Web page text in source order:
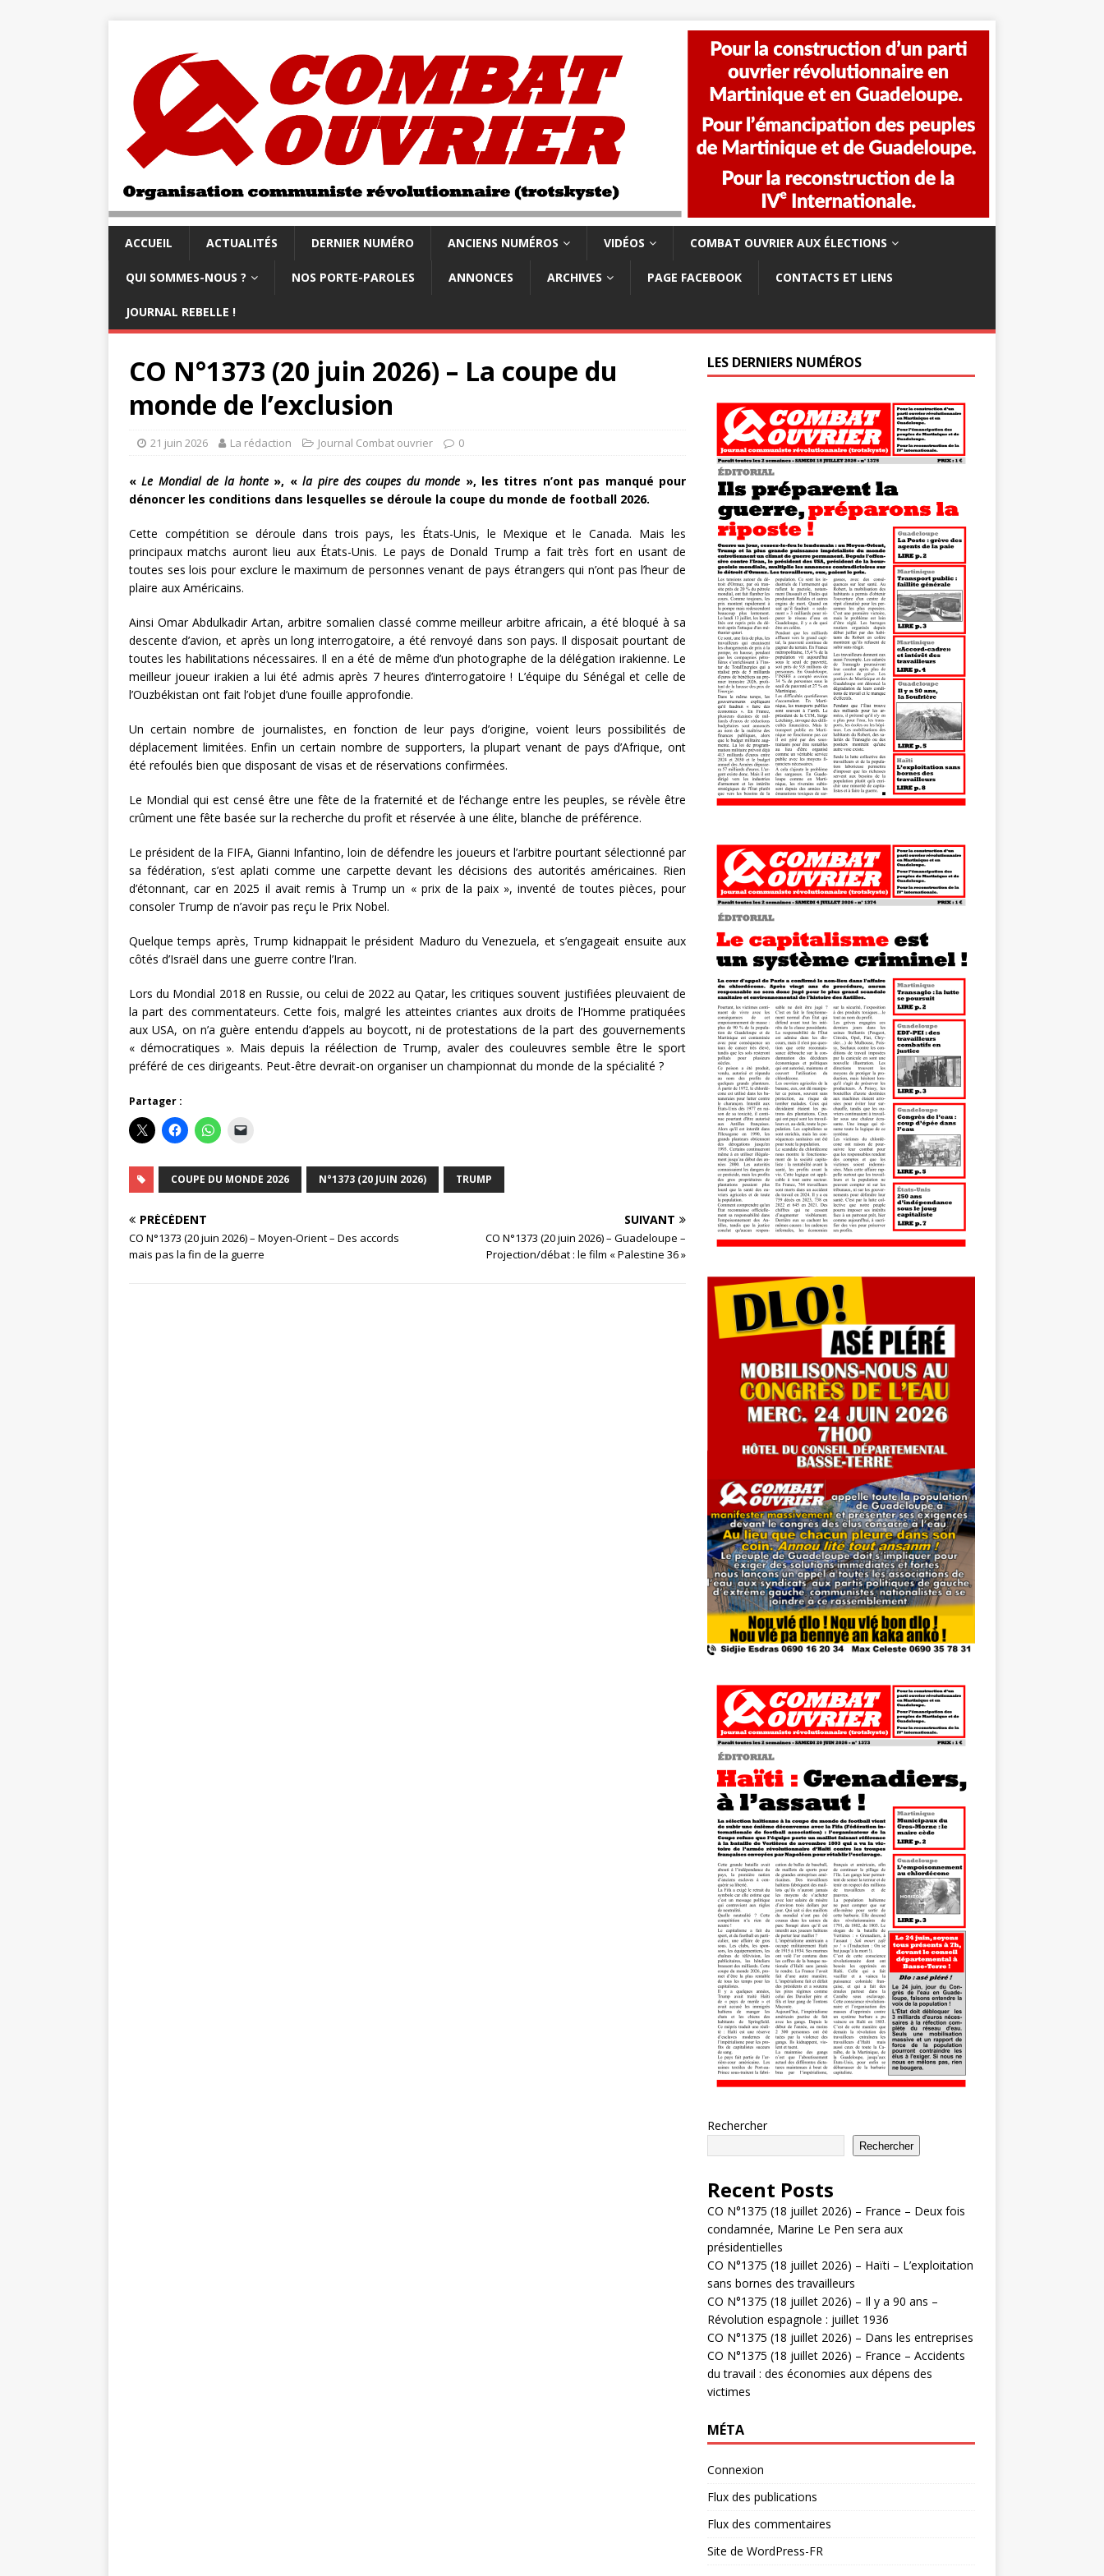
ACCUEIL ACTUALITÉS DERNIER NUMÉRO ANCIENS NUMÉROS VIDÉOS COMBAT OUVRIER AUX ÉLECTIONS
QUI SOMMES-NOUS ? NOS PORTE-PAROLES ANNONCES ARCHIVES PAGE FACEBOOK CONTACTS ET LIENS
JOURNAL REBELLE !
CO N°1373 (20 juin 2026) – La coupe du
monde de l’exclusion
21 juin 2026 La rédaction Journal Combat ouvrier 0
«Le Mondial de la honte », «la pire des coupes du monde », les titres n’ont pas manqué pour
dénoncer les conditions dans lesquelles se déroule la coupe du monde de football 2026.
Cette compétition se déroule dans trois pays, les États-Unis, le Mexique et le Canada. Mais les
principaux matchs auront lieu aux États-Unis. Le pays de Donald Trump a fait très fort en usant de
toutes ses lois pour exclure le maximum de personnes venant de pays étrangers qui n’ont pas l’heur de
plaire aux Américains.
Ainsi Omar Abdulkadir Artan, arbitre somalien classé comme meilleur arbitre africain, a été bloqué à sa
descente d’avion, et après un long interrogatoire, a été renvoyé dans son pays. Il disposait pourtant de
toutes les habilitations nécessaires. Il en a été de même d’un photographe de la délégation irakienne. Le
meilleur joueur irakien a lui été admis après 7 heures d’interrogatoire ! L’équipe du Sénégal et celle de
l’Ouzbékistan ont fait l’objet d’une fouille approfondie.
Un certain nombre de journalistes, en fonction de leur pays d’origine, voient leurs possibilités de
déplacement limitées. Enfin un certain nombre de supporters, la plupart venant de pays d’Afrique, ont
été refoulés bien que disposant de visas et de réservations confirmées.
Le Mondial qui est censé être une fête de la fraternité et de l’échange entre les peuples, se révèle être
crûment une fête basée sur la recherche du profit et réservée à une élite, blanche de préférence.
Le président de la FIFA, Gianni Infantino, loin de défendre les joueurs et l’arbitre pourtant sélectionné par
sa fédération, s’est aplati comme une carpette devant les décisions des autorités américaines. Rien
d’étonnant, car en 2025 il avait remis à Trump un « prix de la paix », inventé de toutes pièces, pour
consoler Trump de n’avoir pas reçu le Prix Nobel.
Quelque temps après, Trump kidnappait le président Maduro du Venezuela, et s’engageait ensuite aux
côtés d’Israël dans une guerre contre l’Iran.
Lors du Mondial 2018 en Russie, ou celui de 2022 au Qatar, les critiques souvent justifiées pleuvaient de
la part des commentateurs. Cette fois, malgré les atteintes criantes aux droits de l’Homme pratiquées
aux USA, on n’a guère entendu d’appels au boycott, ni de protestations de la part des gouvernements
« démocratiques ». Mais depuis la réélection de Trump, avaler des couleuvres semble être le sport
préféré de ces dirigeants. Peut-être devrait-on organiser un championnat du monde de la spécialité ?
Partager :
COUPE DU MONDE 2026 N°1373 (20 JUIN 2026) TRUMP
PRÉCÉDENT
CO N°1373 (20 juin 2026) – Moyen-Orient – Des accords
mais pas la fin de la guerre
SUIVANT
CO N°1373 (20 juin 2026) – Guadeloupe –
Projection/débat : le film « Palestine 36 »
LES DERNIERS NUMÉROS
Rechercher
Rechercher
Recent Posts
CO N°1375 (18 juillet 2026) – France – Deux fois
condamnée, Marine Le Pen sera aux
présidentielles
CO N°1375 (18 juillet 2026) – Haïti – L’exploitation
sans bornes des travailleurs
CO N°1375 (18 juillet 2026) – Il y a 90 ans –
Révolution espagnole : juillet 1936
CO N°1375 (18 juillet 2026) – Dans les entreprises
CO N°1375 (18 juillet 2026) – France – Accidents
du travail : des économies aux dépens des
victimes
MÉTA
Connexion
Flux des publications
Flux des commentaires
Site de WordPress-FR